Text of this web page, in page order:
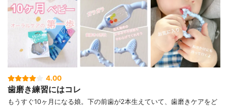
4.00
歯磨き練習にはコレ
もうすぐ10ヶ月になる娘。下の前歯が2本生えていて、歯磨きケアをど